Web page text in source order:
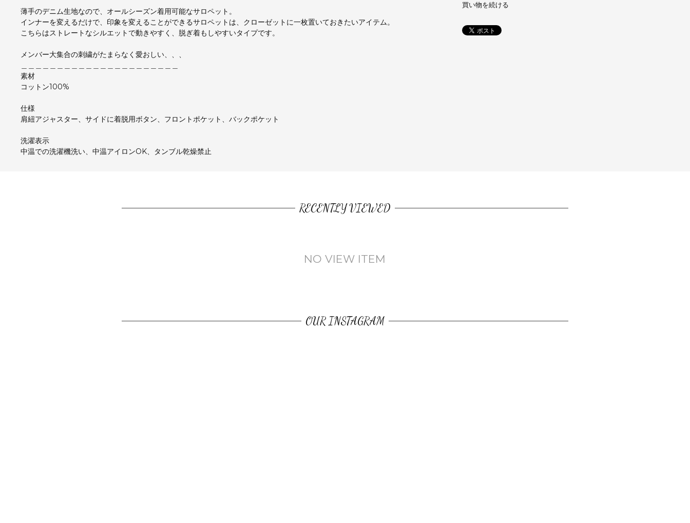
薄手のデニム生地なので、オールシーズン着用可能なサロペット。
インナーを変えるだけで、印象を変えることができるサロペットは、クローゼットに一枚置いておきたいアイテム。
こちらはストレートなシルエットで動きやすく、脱ぎ着もしやすいタイプです。
メンバー大集合の刺繍がたまらなく愛おしい、、、
素材
コットン100%
仕様
肩紐アジャスター、サイドに着脱用ボタン、フロントポケット、バックポケット
洗濯表示
中温での洗濯機洗い、中温アイロンOK、タンブル乾燥禁止
買い物を続ける
RECENTLY VIEWED
NO VIEW ITEM
OUR INSTAGRAM